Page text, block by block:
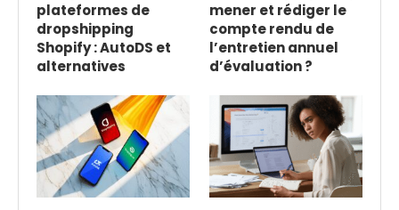
plateformes de
dropshipping
Shopify : AutoDS et
alternatives
mener et rédiger le
compte rendu de
l’entretien annuel
d’évaluation ?